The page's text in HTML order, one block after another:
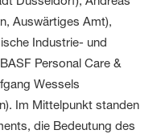
Auswärtiges Amt),
Industrie- und
Personal Care &
Wessels
Im Mittelpunkt standen
die Bedeutung des